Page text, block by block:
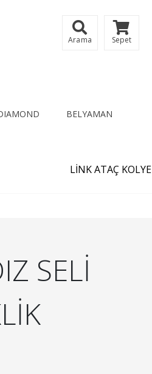
Arama Sepet
BELYAMAN
LİNK ATAÇ KOLYE
SELİ